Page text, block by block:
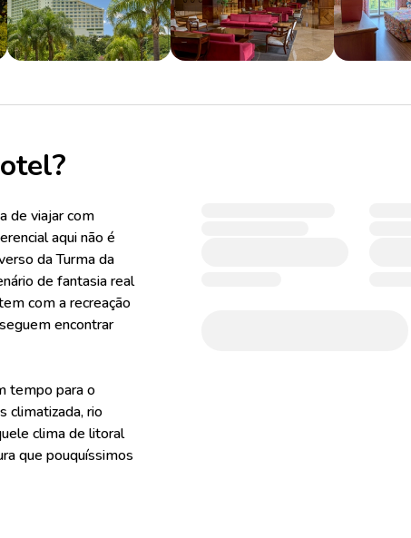
de viajar com
aqui não é
da Turma da
de fantasia real
com a recreação
encontrar
tempo para o
climatizada, rio
clima de litoral
que pouquíssimos